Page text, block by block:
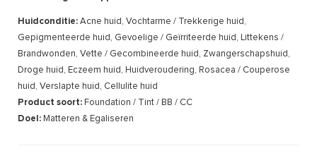
Huidconditie: Acne huid, Vochtarme / Trekkerige huid,
Gepigmenteerde huid, Gevoelige / Geïrriteerde huid, Littekens /
Brandwonden, Vette / Gecombineerde huid, Zwangerschapshuid,
Droge huid, Eczeem huid, Huidveroudering, Rosacea / Couperose
huid, Verslapte huid, Cellulite huid
Product soort: Foundation / Tint / BB / CC
Doel: Matteren & Egaliseren